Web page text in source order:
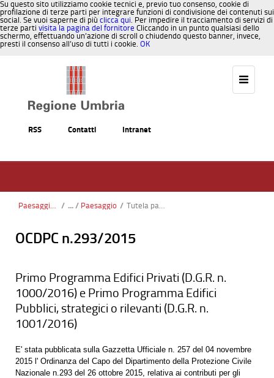
Su questo sito utilizziamo cookie tecnici e, previo tuo consenso, cookie di
profilazione di terze parti per integrare funzioni di condivisione dei contenuti sui
social. Se vuoi saperne di più clicca qui. Per impedire il tracciamento di servizi di
terze parti visita la pagina del fornitore Cliccando in un punto qualsiasi dello
schermo, effettuando un’azione di scroll o chiudendo questo banner, invece,
presti il consenso all’uso di tutti i cookie. OK
RSS Contatti Intranet
Paesaggio, Territorio, Urbanistica / Paesaggio / Tutela paesaggistica
OCDPC n.293/2015
Primo Programma Edifici Privati (D.G.R. n.
1000/2016) e Primo Programma Edifici
Pubblici, strategici o rilevanti (D.G.R. n.
1001/2016)
E' stata pubblicata sulla Gazzetta Ufficiale n. 257 del 04 novembre
2015 l' Ordinanza del Capo del Dipartimento della Protezione Civile
Nazionale n.293 del 26 ottobre 2015, relativa ai contributi per gli